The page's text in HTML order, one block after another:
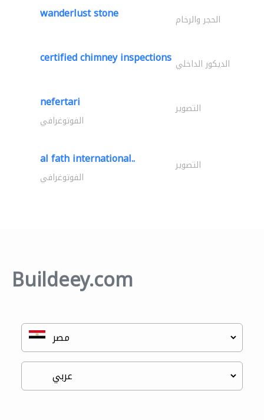
wanderlust stone الحجر والرخام
certified chimney inspections الديكور الداخلي
nefertari التصوير
الفوتوغرافي
al fath international.. التصوير
الفوتوغرافي
Buildeey.com